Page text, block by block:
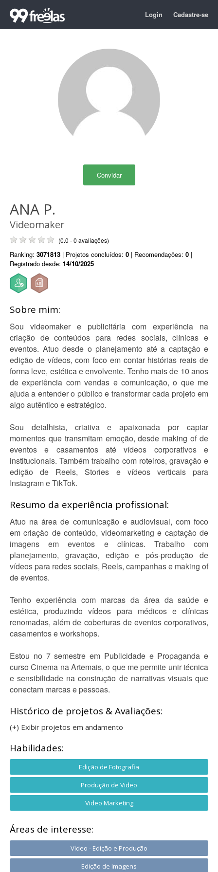
Login Cadastre-se
Convidar
ANA P.
Videomaker
(0.0 - 0 avaliações)
Ranking: 3071813 | Projetos concluídos: 0 | Recomendações: 0 |
Registrado desde: 14/10/2025
Sobre mim:
Sou videomaker e publicitária com experiência na
criação de conteúdos para redes sociais, clínicas e
eventos. Atuo desde o planejamento até a captação e
edição de vídeos, com foco em contar histórias reais de
forma leve, estética e envolvente. Tenho mais de 10 anos
de experiência com vendas e comunicação, o que me
ajuda a entender o público e transformar cada projeto em
algo autêntico e estratégico.
Sou detalhista, criativa e apaixonada por captar
momentos que transmitam emoção, desde making of de
eventos e casamentos até vídeos corporativos e
institucionais. Também trabalho com roteiros, gravação e
edição de Reels, Stories e vídeos verticais para
Instagram e TikTok.
Resumo da experiência profissional:
Atuo na área de comunicação e audiovisual, com foco
em criação de conteúdo, videomarketing e captação de
imagens em eventos e clínicas. Trabalho com
planejamento, gravação, edição e pós-produção de
vídeos para redes sociais, Reels, campanhas e making of
de eventos.
Tenho experiência com marcas da área da saúde e
estética, produzindo vídeos para médicos e clínicas
renomadas, além de coberturas de eventos corporativos,
casamentos e workshops.
Estou no 7 semestre em Publicidade e Propaganda e
curso Cinema na Artemais, o que me permite unir técnica
e sensibilidade na construção de narrativas visuais que
conectam marcas e pessoas.
Histórico de projetos & Avaliações:
(+) Exibir projetos em andamento
Habilidades:
Edição de Fotografia
Produção de Video
Video Marketing
Áreas de interesse:
Vídeo - Edição e Produção
Edição de Imagens